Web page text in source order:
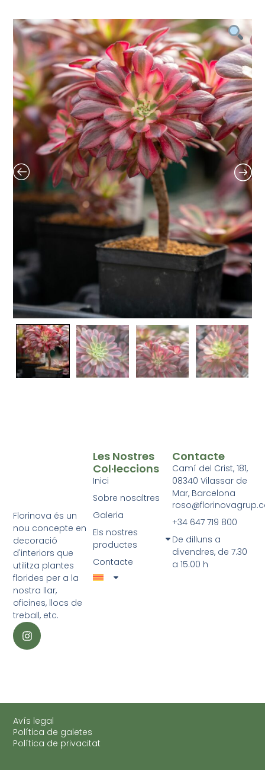
Florinova és un
nou concepte en
decoració
d'interiors que
utilitza plantes
florides per a la
nostra llar,
oficines, llocs de
treball, etc.
Les Nostres
Col·leccions
Inici
Sobre nosaltres
Galeria
Els nostres
productes
Contacte
Contacte
Camí del Crist, 181,
08340 Vilassar de
Mar, Barcelona
+34 647 719 800
De dilluns a
divendres, de 7.30
a 15.00 h
Avís legal
Política de galetes
Política de privacitat